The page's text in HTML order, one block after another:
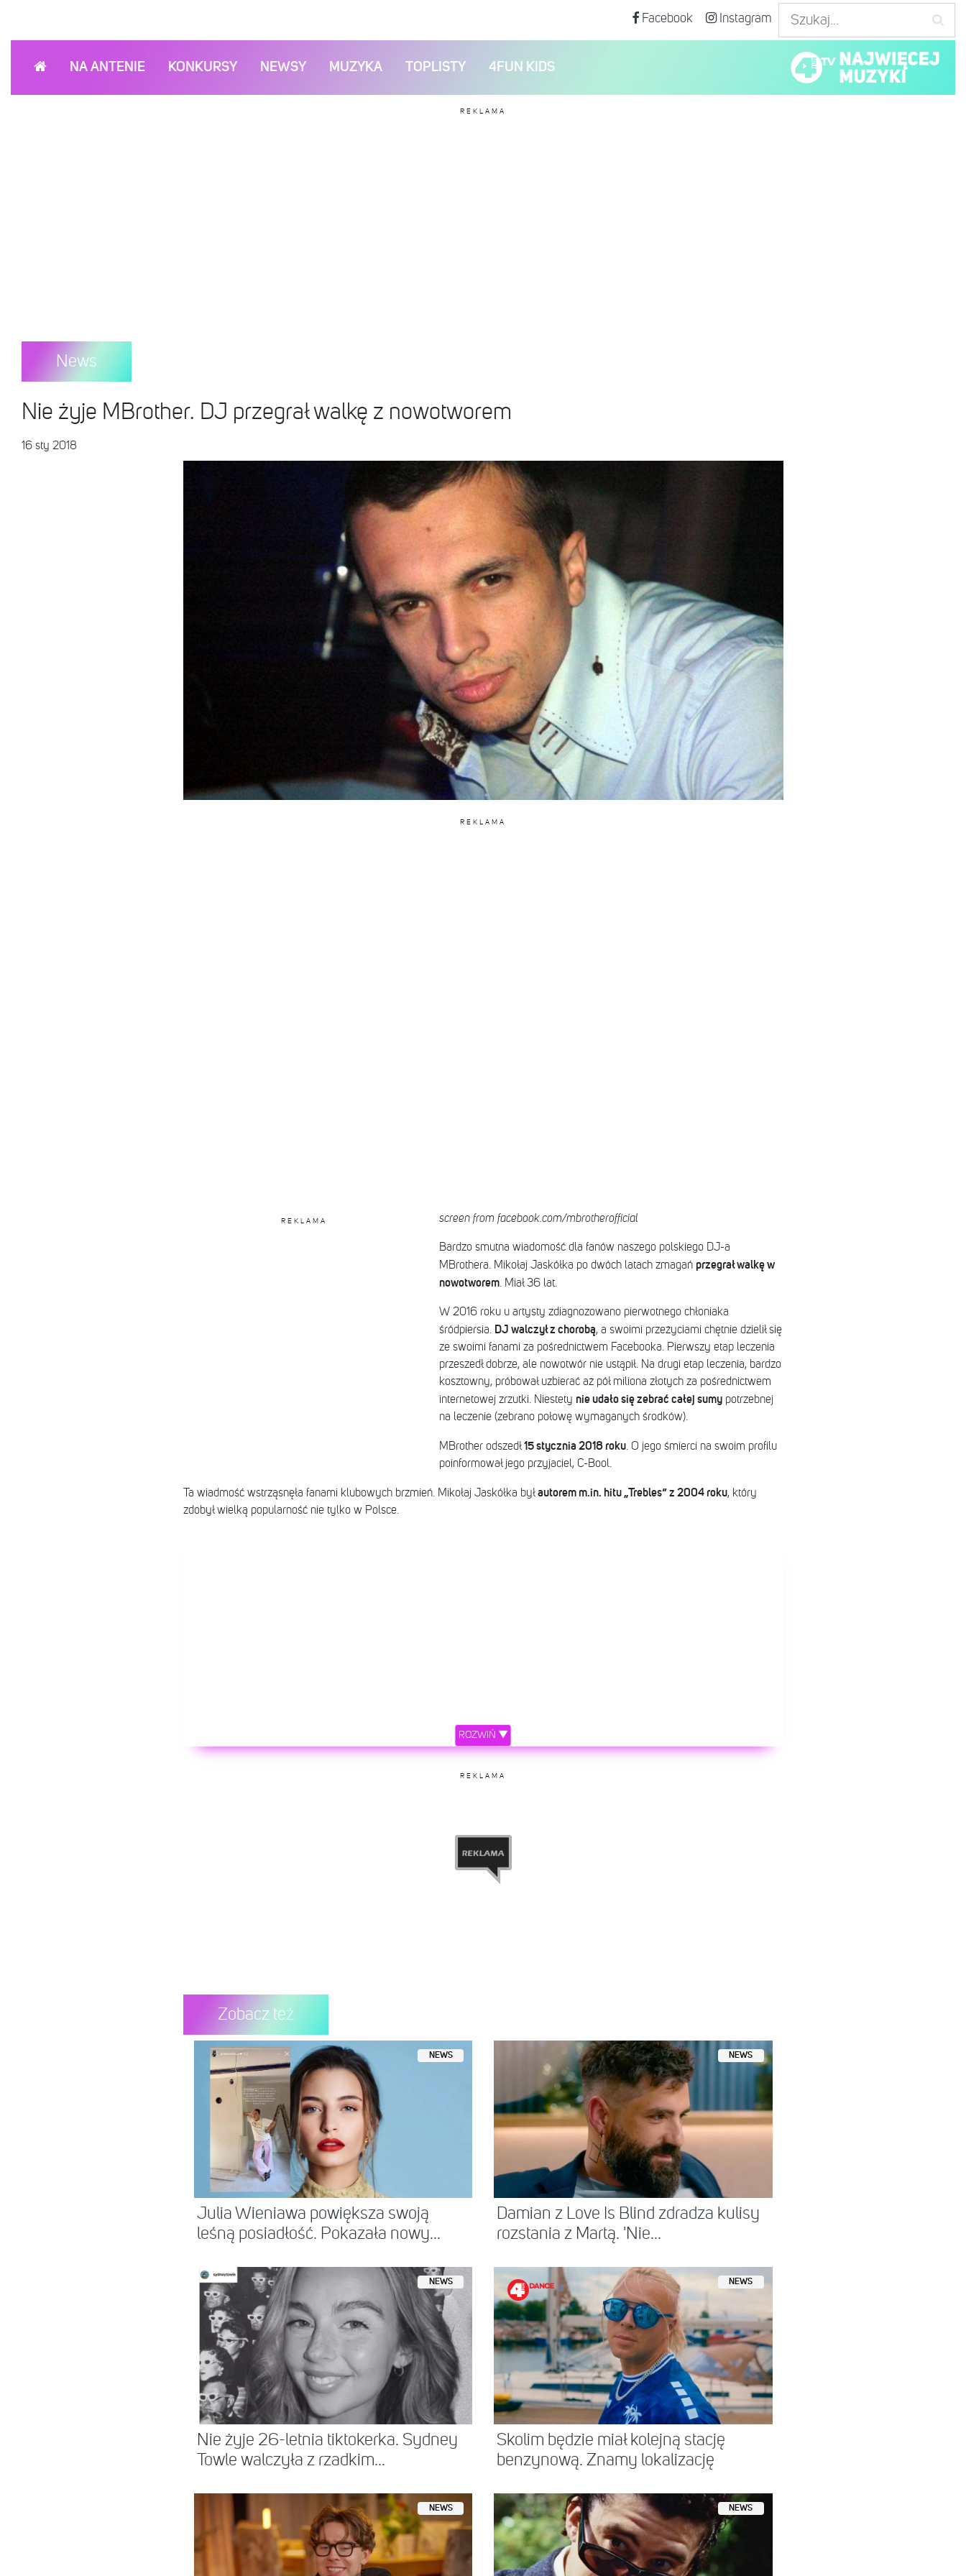
Facebook Instagram
NA ANTENIE KONKURSY NEWSY MUZYKA TOPLISTY 4FUN KIDS
REKLAMA
News
Nie żyje MBrother. DJ przegrał walkę z nowotworem
16 sty 2018
REKLAMA
REKLAMA screen from facebook.com/mbrotherofficial
Bardzo smutna wiadomość dla fanów naszego polskiego DJ-a
MBrothera. Mikołaj Jaskółka po dwóch latach zmagań przegrał walkę w
nowotworem. Miał 36 lat.
W 2016 roku u artysty zdiagnozowano pierwotnego chłoniaka
śródpiersia. DJ walczył z chorobą, a swoimi przeżyciami chętnie dzielił się
ze swoimi fanami za pośrednictwem Facebooka. Pierwszy etap leczenia
przeszedł dobrze, ale nowotwór nie ustąpił. Na drugi etap leczenia, bardzo
kosztowny, próbował uzbierać aż pół miliona złotych za pośrednictwem
internetowej zrzutki. Niestety nie udało się zebrać całej sumypotrzebnej
na leczenie (zebrano połowę wymaganych środków).
MBrother odszedł15 stycznia 2018 roku. O jego śmierci na swoim profilu
poinformował jego przyjaciel, C-Bool.
Ta wiadmość wstrząsnęła fanami klubowych brzmień. Mikołaj Jaskółka byłautorem m.in. hitu „Trebles” z 2004 roku, który
zdobył wielką popularność nie tylko w Polsce.
ROZWIŃ ▼
REKLAMA
Zobacz też
NEWS
Julia Wieniawa powiększa swoją
leśną posiadłość. Pokazała nowy...
NEWS
Damian z Love Is Blind zdradza kulisy
rozstania z Martą. 'Nie...
NEWS
Nie żyje 26-letnia tiktokerka. Sydney
Towle walczyła z rzadkim...
NEWS
Skolim będzie miał kolejną stację
benzynową. Znamy lokalizację
NEWS NEWS